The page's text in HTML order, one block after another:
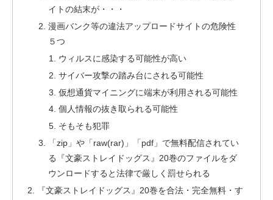
イトの結末が・・・
漫画バンク等の違法アップロードサイトの危険性
５つ
ウィルスに感染する可能性が高い
サイバー攻撃の踏み台にされる可能性
仮想通貨マイニングに端末が利用される可能性
個人情報の抜き取られる可能性
そもそも犯罪
「zip」や「raw(rar)」「pdf」で無料配信されてい
る『文豪ストレイドッグス』20巻のファイルをダ
ウンロードすると法律で厳しく罰せられる
『文豪ストレイドッグス』20巻を合法・完全無料・す